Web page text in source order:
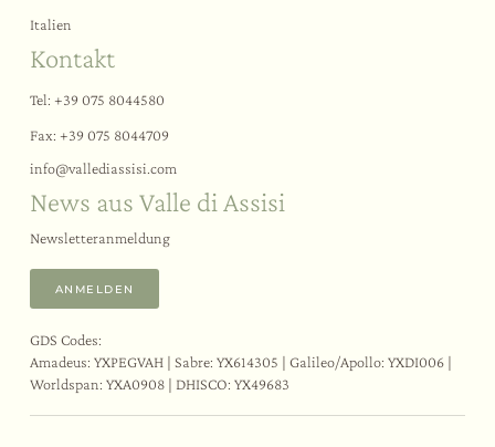
Italien
Kontakt
Tel:+39 075 8044580
Fax: +39 075 8044709
info@vallediassisi.com
News aus Valle di Assisi
Newsletteranmeldung
ANMELDEN
GDS Codes:
Amadeus: YXPEGVAH | Sabre: YX614305 | Galileo/Apollo: YXDI006 |
Worldspan: YXA0908 | DHISCO: YX49683